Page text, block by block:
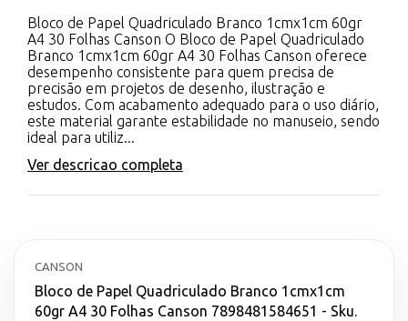
Bloco de Papel Quadriculado Branco 1cmx1cm 60gr
A4 30 Folhas Canson O Bloco de Papel Quadriculado
Branco 1cmx1cm 60gr A4 30 Folhas Canson oferece
desempenho consistente para quem precisa de
precisão em projetos de desenho, ilustração e
estudos. Com acabamento adequado para o uso diário,
este material garante estabilidade no manuseio, sendo
ideal para utiliz...
Ver descricao completa
CANSON
Bloco de Papel Quadriculado Branco 1cmx1cm
60gr A4 30 Folhas Canson 7898481584651 - Sku.